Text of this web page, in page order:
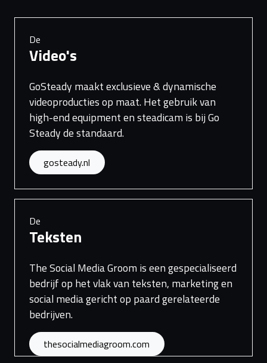
De
Video's
GoSteady maakt exclusieve & dynamische
videoproducties op maat. Het gebruik van
high-end equipment en steadicam is bij Go
Steady de standaard.
gosteady.nl
De
Teksten
The Social Media Groom is een gespecialiseerd
bedrijf op het vlak van teksten, marketing en
social media gericht op paard gerelateerde
bedrijven.
thesocialmediagroom.com